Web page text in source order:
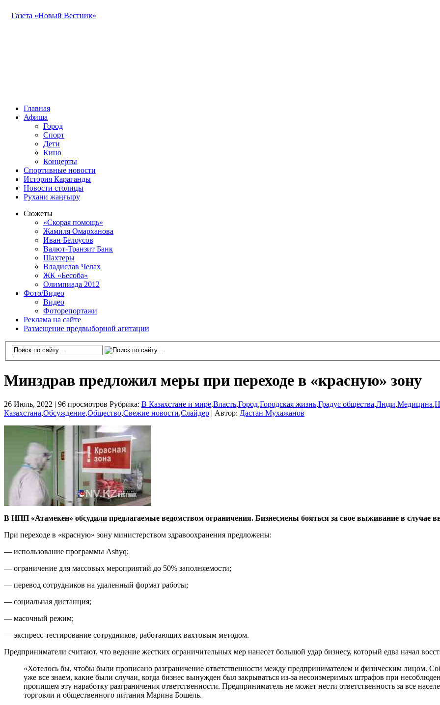
Газета «Новый Вестник»
Главная
Афиша
Город
Спорт
Дети
Кино
Концерты
Спортивные новости
История Караганды
Новости столицы
Рухани жаңғыру
Сюжеты
«Скорая помощь»
Жамиля Омарханова
Иван Белоусов
Валют-Транзит Банк
Шахтеры
Владислав Челах
ЖК «Бесоба»
Олимпиада 2012
Фото/Видео
Видео
Фоторепортажи
Реклама на сайте
Размещение предвыборной агитации
Минздрав предложил меры при переходе в «красную» зону
26 Июль, 2022 | 96 просмотров Рубрика: В Казахстане и мире,Власть,Город,Городская жизнь,Градус общества,Люди,Медицина,
Казахстана,Обсуждение,Общество,Свежие новости,Слайдер Автор: Дастан Мухажанов
В НПП «Атамекен» обсудили предлагаемые ведомством ограничения. Бизнесмены бояться за свое выживание в случае
При переходе в «красную» зону министерством здравоохранения предложены:
— использование программы Ashyq;
— ограничение для массовых мероприятий до 50% заполняемости;
— перевод сотрудников на удаленный формат работы;
— социальная дистанция;
— масочный режим;
— экспресс-тестирование сотрудников, работающих вахтовым методом.
Предприниматели считают, что ведение жестких ограничительных мер нанесет большой удар бизнесу, который едва начал
«Хотелось бы, чтобы были прописано разграничение ответственности между предпринимателем и физическим лицом.
уже все знаем, какие были случаи, когда бизнес вынужден был закрываться из-за несоизмеримых штрафов при
пропишем эту наработку разграничения ответственности. Предприниматель не может нести ответственность за все
торговли и общественного питания Марина Бошель.